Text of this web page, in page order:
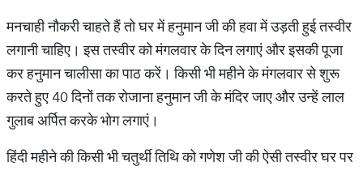
मनचाही नौकरी चाहते हैं तो घर में हनुमान जी की हवा में उड़ती हुई तस्वीर
लगानी चाहिए। इस तस्वीर को मंगलवार के दिन लगाएं और इसकी पूजा
कर हनुमान चालीसा का पाठ करें। किसी भी महीने के मंगलवार से शुरू
करते हुए 40 दिनों तक रोजाना हनुमान जी के मंदिर जाए और उन्हें लाल
गुलाब अर्पित करके भोग लगाएं।
हिंदी महीने की किसी भी चतुर्थी तिथि को गणेश जी की ऐसी तस्वीर घर पर